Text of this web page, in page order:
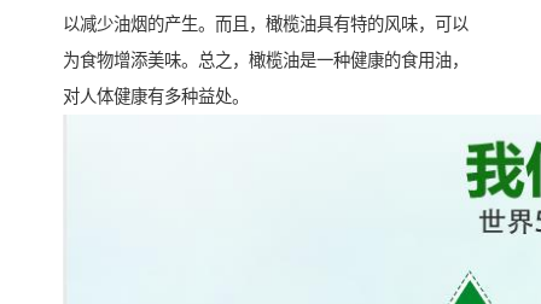
以减少油烟的产生。而且，橄榄油具有特的风味，可以
为食物增添美味。总之，橄榄油是一种健康的食用油，
对人体健康有多种益处。